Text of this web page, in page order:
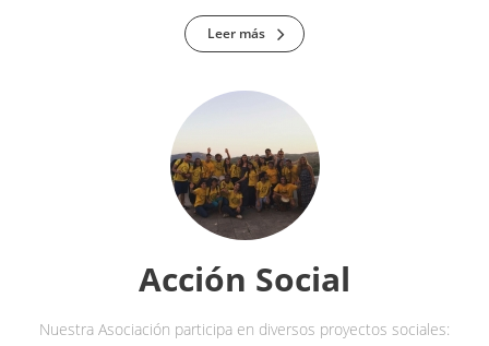
Leer más
Acción Social
Nuestra Asociación participa en diversos proyectos sociales: